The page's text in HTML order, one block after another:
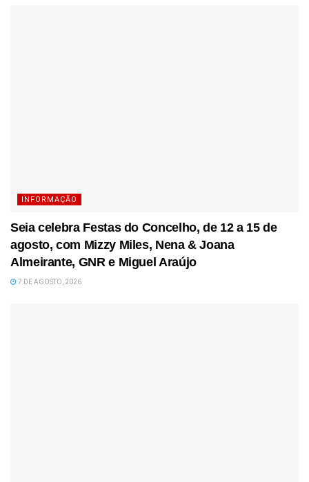
INFORMAÇÃO
Seia celebra Festas do Concelho, de 12 a 15 de
agosto, com Mizzy Miles, Nena & Joana
Almeirante, GNR e Miguel Araújo
7 DE AGOSTO, 2026